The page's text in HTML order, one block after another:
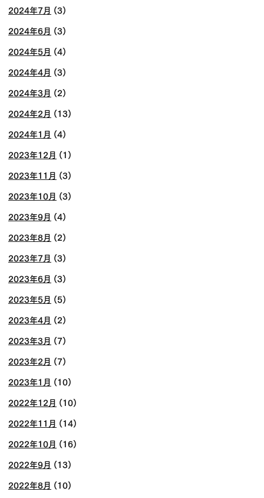
2024年7月 (3)
2024年6月 (3)
2024年5月 (4)
2024年4月 (3)
2024年3月 (2)
2024年2月 (13)
2024年1月 (4)
2023年12月 (1)
2023年11月 (3)
2023年10月 (3)
2023年9月 (4)
2023年8月 (2)
2023年7月 (3)
2023年6月 (3)
2023年5月 (5)
2023年4月 (2)
2023年3月 (7)
2023年2月 (7)
2023年1月 (10)
2022年12月 (10)
2022年11月 (14)
2022年10月 (16)
2022年9月 (13)
2022年8月 (10)